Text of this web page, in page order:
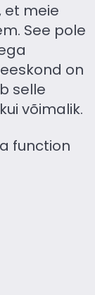
et meie
See pole
on
selle
võimalik.
function